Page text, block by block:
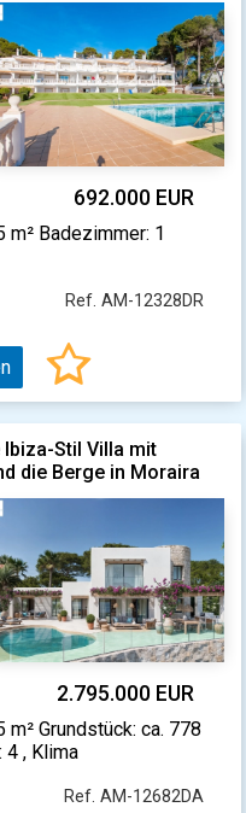
692.000 EUR
m² Badezimmer: 1
Ref. AM-12328DR
Ibiza-Stil Villa mit
die Berge in Moraira
2.795.000 EUR
m² Grundstück: ca. 778
4 , Klima
Ref. AM-12682DA